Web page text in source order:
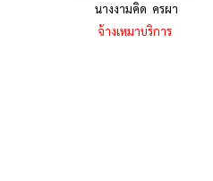
นางงามคิด ครผา
จ้างเหมาบริการ